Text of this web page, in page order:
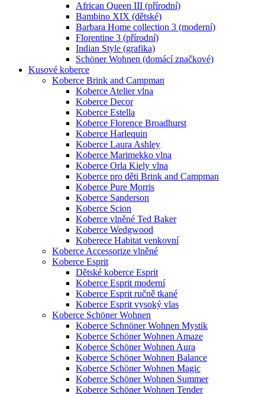
African Queen III (přírodní)
Bambino XIX (dětské)
Barbara Home collection 3 (moderní)
Florentine 3 (přírodní)
Indian Style (grafika)
Schöner Wohnen (domácí značkové)
Kusové koberce
Koberce Brink and Campman
Koberce Atelier vlna
Koberce Decor
Koberce Estella
Koberce Florence Broadhurst
Koberce Harlequin
Koberce Laura Ashley
Koberce Marimekko vlna
Koberce Orla Kiely vlna
Koberce pro děti Brink and Campman
Koberce Pure Morris
Koberce Sanderson
Koberce Scion
Koberce vlněné Ted Baker
Koberce Wedgwood
Koberece Habitat venkovní
Koberce Accessorize vlněné
Koberce Esprit
Dětské koberce Esprit
Koberce Esprit moderní
Koberce Esprit ručně tkané
Koberce Esprit vysoký vlas
Koberce Schöner Wohnen
Koberce Schnöner Wohnen Mystik
Koberce Schöner Wohnen Amaze
Koberce Schöner Wohnen Aura
Koberce Schöner Wohnen Balance
Koberce Schöner Wohnen Magic
Koberce Schöner Wohnen Summer
Koberce Schöner Wohnen Tender